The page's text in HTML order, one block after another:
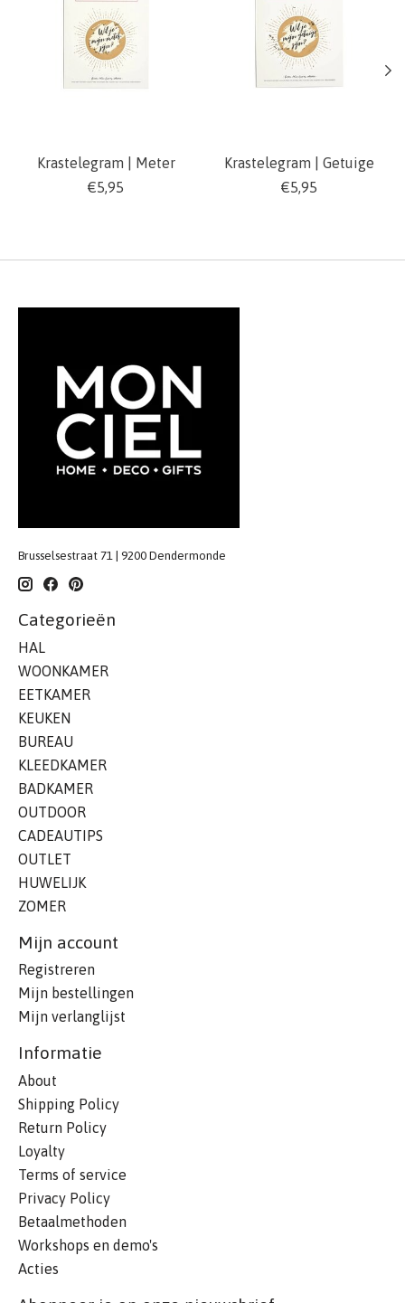
Krastelegram | Meter
€5,95
Krastelegram | Getuige
€5,95
Brusselsestraat 71 | 9200 Dendermonde
Categorieën
HAL
WOONKAMER
EETKAMER
KEUKEN
BUREAU
KLEEDKAMER
BADKAMER
OUTDOOR
CADEAUTIPS
OUTLET
HUWELIJK
ZOMER
Mijn account
Registreren
Mijn bestellingen
Mijn verlanglijst
Informatie
About
Shipping Policy
Return Policy
Loyalty
Terms of service
Privacy Policy
Betaalmethoden
Workshops en demo's
Acties